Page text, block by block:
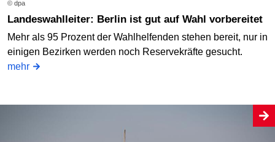
© dpa
Landeswahlleiter: Berlin ist gut auf Wahl vorbereitet
Mehr als 95 Prozent der Wahlhelfenden stehen bereit, nur in
einigen Bezirken werden noch Reservekräfte gesucht.
mehr